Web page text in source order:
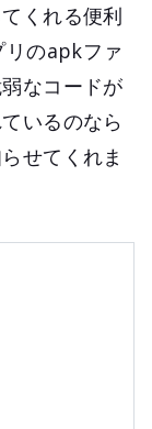
くれる便利
のapkファ
なコードが
いるのなら
せてくれま